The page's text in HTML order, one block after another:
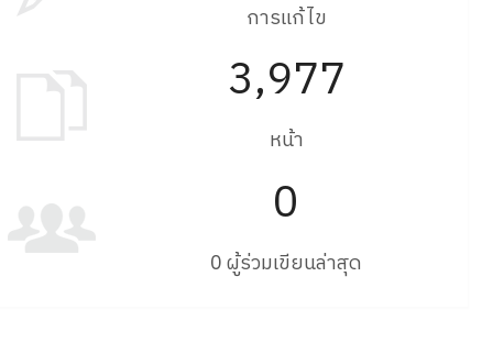
การแก้ไข
3,977
หน้า
0
0 ผู้ร่วมเขียนล่าสุด